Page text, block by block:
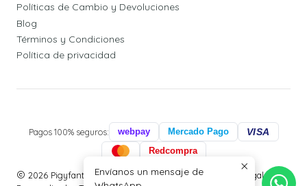
Políticas de Cambio y Devoluciones
Blog
Términos y Condiciones
Política de privacidad
Pagos 100% seguros: webpay Mercado Pago VISA
Redcompra
2026 Pigyfante | Papelería, Agendas Profesionales y Regalos
Envíanos un mensaje de